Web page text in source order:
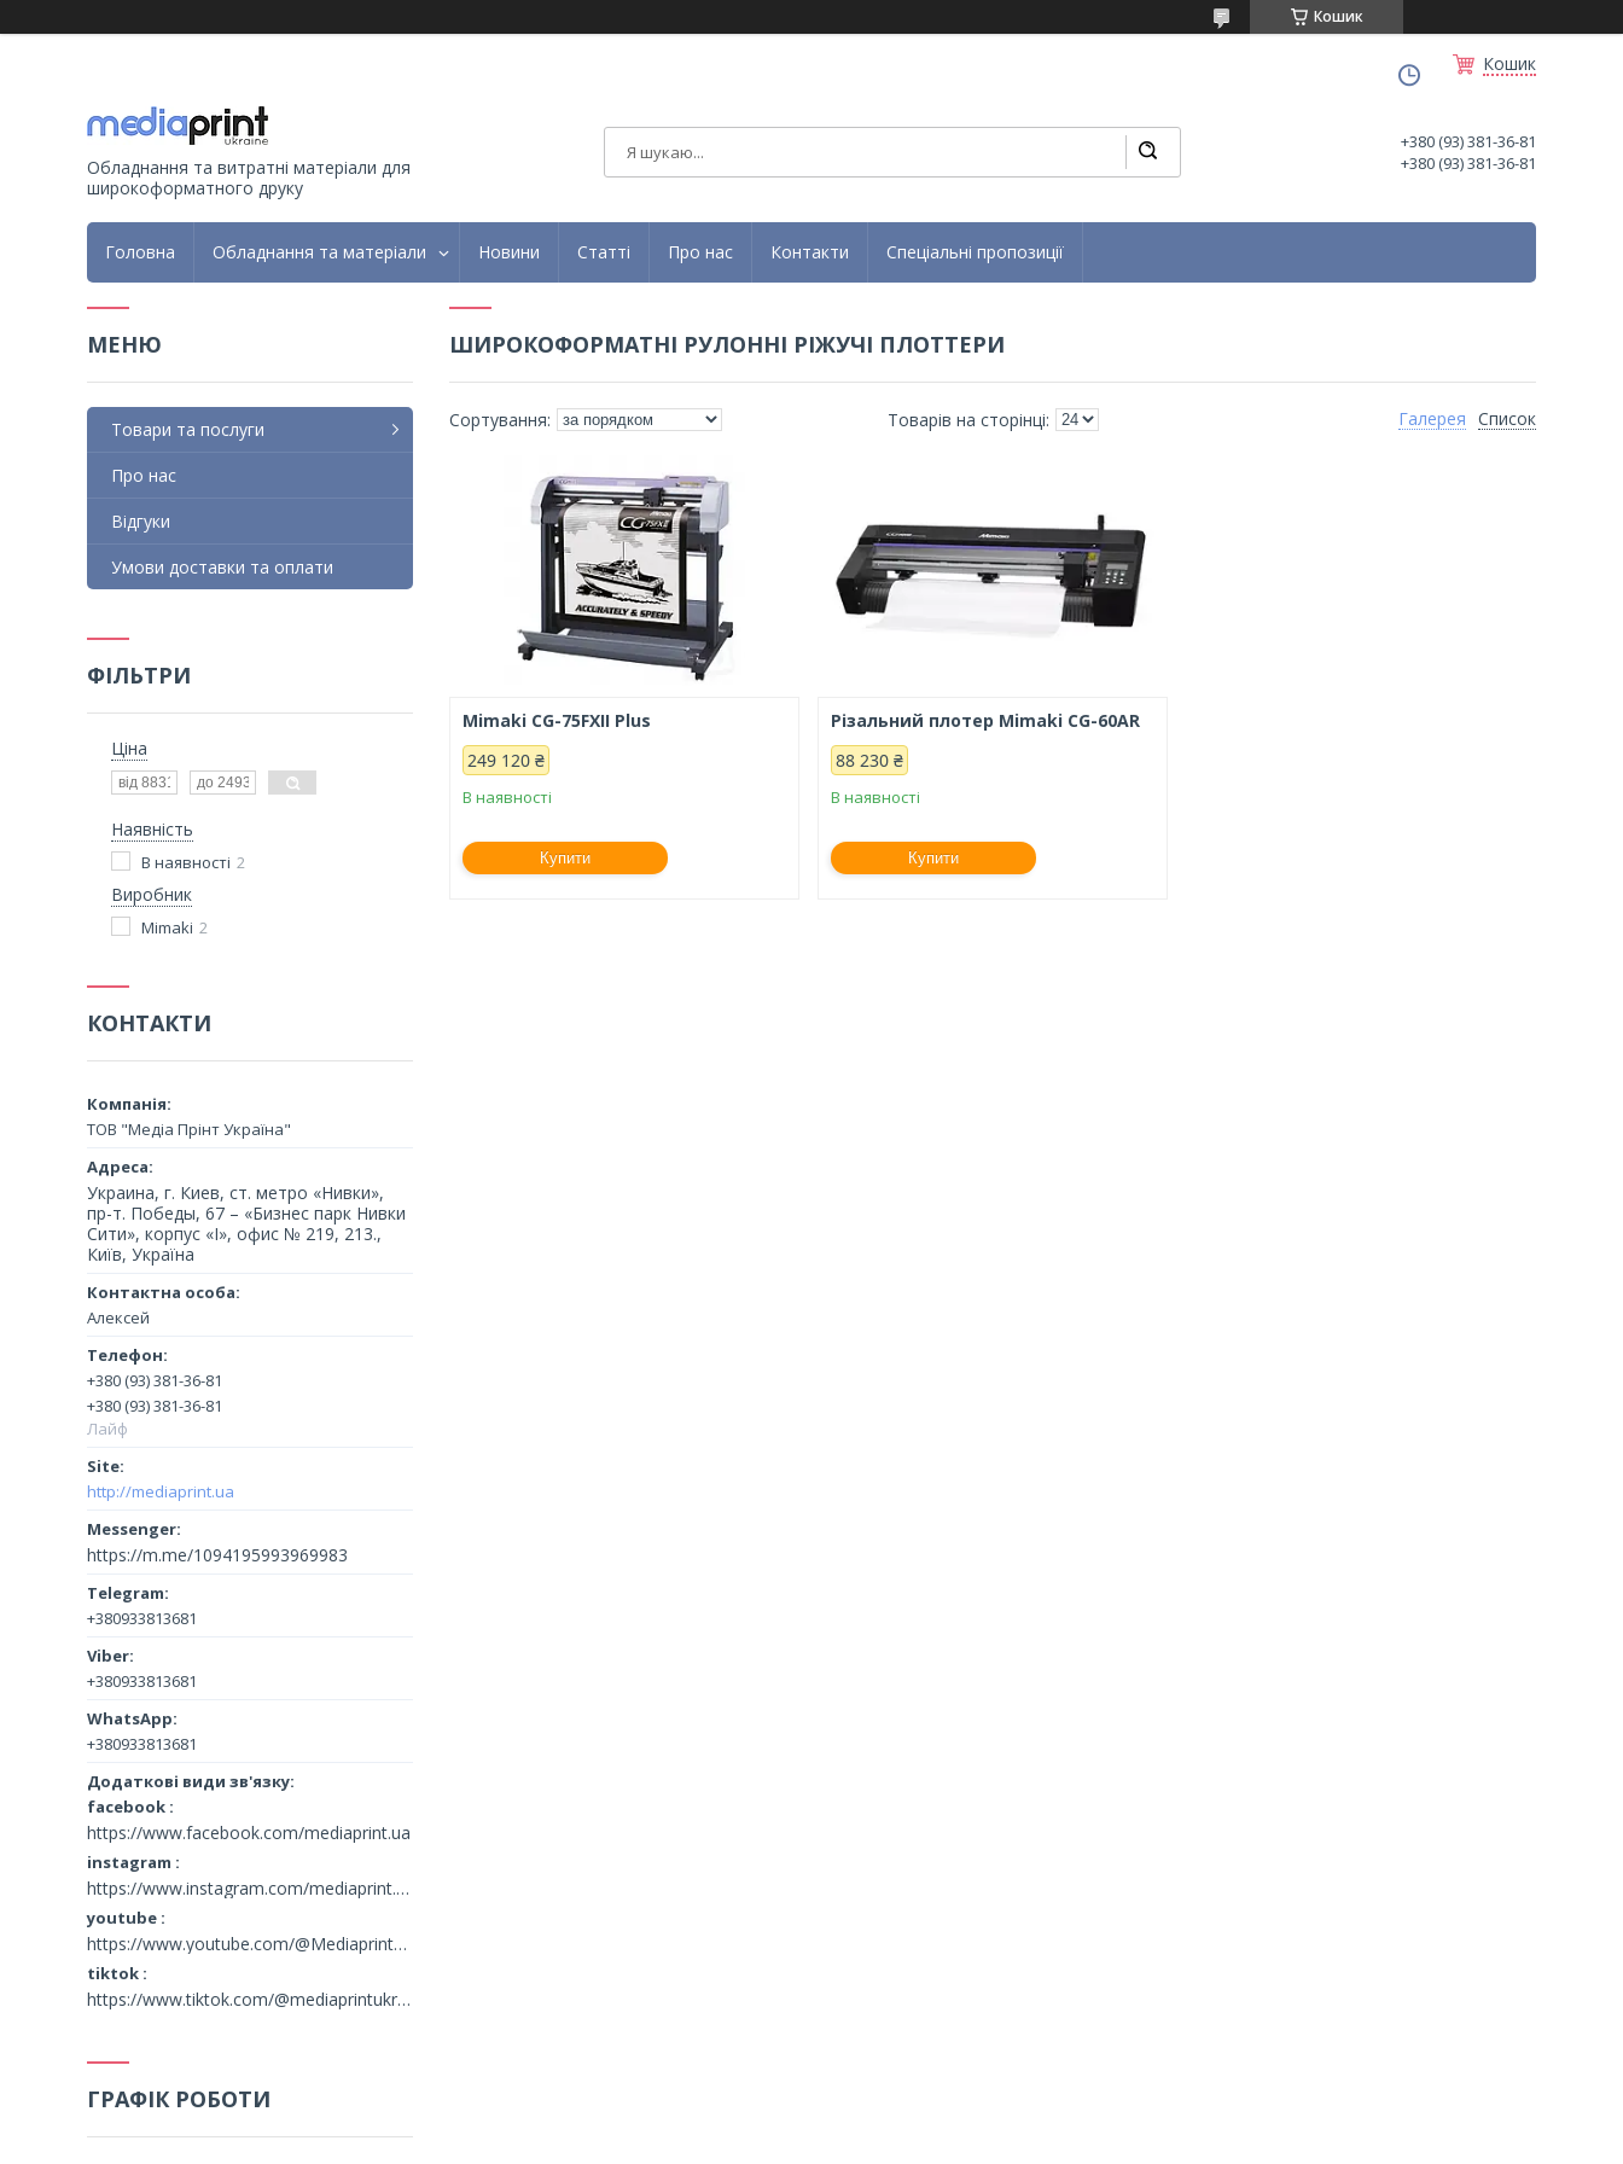
Кошик
Кошик
Обладнання та витратні матеріали для
широкоформатного друку
+380 (93) 381-36-81
+380 (93) 381-36-81
Головна Обладнання та матеріали Новини Статті Про нас Контакти Спеціальні пропозиції
ШИРОКОФОРМАТНІ РУЛОННІ РІЖУЧІ ПЛОТТЕРИ
Галерея Список
Mimaki CG-75FXII Plus
249 120 ₴
В наявності
Купити
Різальний плотер Mimaki CG-60AR
88 230 ₴
В наявності
Купити
Товари та послуги
Про нас
Відгуки
Умови доставки та оплати
ФІЛЬТРИ
Ціна
Наявність
В наявності 2
Виробник
Mimaki 2
КОНТАКТИ
ТОВ "Медіа Прінт Україна"
Украина, г. Киев, ст. метро «Нивки»,
пр-т. Победы, 67 – «Бизнес парк Нивки
Сити», корпус «I», офис № 219, 213.,
Київ, Україна
Алексей
+380 (93) 381-36-81
+380 (93) 381-36-81
Лайф
http://mediaprint.ua
https://m.me/1094195993969983
+380933813681
+380933813681
+380933813681
facebook
https://www.facebook.com/mediaprint.ua
instagram
https://www.instagram.com/mediaprint.ua/
youtube
https://www.youtube.com/@MediaprintUkraine
tiktok
https://www.tiktok.com/@mediaprintukraine
ГРАФІК РОБОТИ